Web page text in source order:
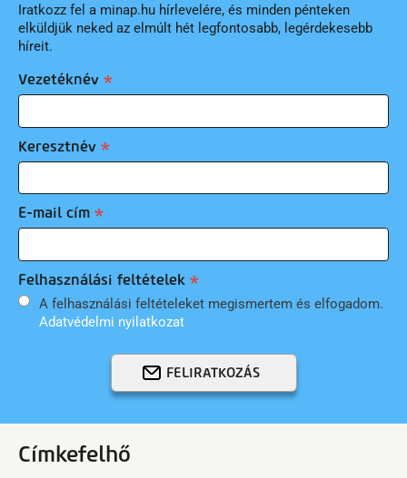
Iratkozz fel a minap.hu hírlevelére, és minden pénteken
elküldjük neked az elmúlt hét legfontosabb, legérdekesebb
híreit.
Vezetéknév
Keresztnév
E-mail cím
Felhasználási feltételek
A felhasználási feltételeket megismertem és elfogadom.
Adatvédelmi nyilatkozat
FELIRATKOZÁS
Címkefelhő